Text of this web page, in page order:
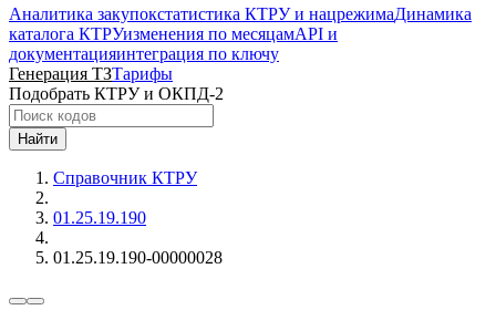
Аналитика закупокстатистика КТРУ и нацрежимаДинамика
каталога КТРУизменения по месяцамAPI и
документацияинтеграция по ключу
Генерация ТЗТарифы
Подобрать КТРУ и ОКПД-2
Найти
Справочник КТРУ
01.25.19.190
01.25.19.190-00000028